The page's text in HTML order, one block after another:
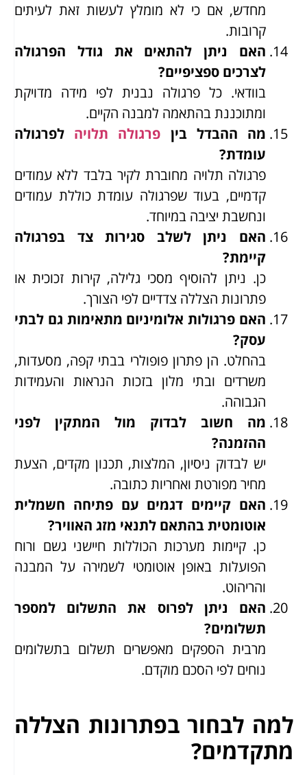
מחדש, אם כי לא מומלץ לעשות זאת לעיתים
קרובות.
האם ניתן להתאים את גודל הפרגולה
לצרכים ספציפיים?
בוודאי. כל פרגולה נבנית לפי מידה מדויקת
ומתוכננת בהתאמה למבנה הקיים.
מה ההבדל בין פרגולה תלויה לפרגולה
עומדת?
פרגולה תלויה מחוברת לקיר בלבד ללא עמודים
קדמיים, בעוד שפרגולה עומדת כוללת עמודים
ונחשבת יציבה במיוחד.
האם ניתן לשלב סגירות צד בפרגולה
קיימת?
כן. ניתן להוסיף מסכי גלילה, קירות זכוכית או
פתרונות הצללה צדדיים לפי הצורך.
האם פרגולות אלומיניום מתאימות גם לבתי
עסק?
בהחלט. הן פתרון פופולרי בבתי קפה, מסעדות,
משרדים ובתי מלון בזכות הנראות והעמידות
הגבוהה.
מה חשוב לבדוק מול המתקין לפני
ההזמנה?
יש לבדוק ניסיון, המלצות, תכנון מקדים, הצעת
מחיר מפורטת ואחריות כתובה.
האם קיימים דגמים עם פתיחה חשמלית
אוטומטית בהתאם לתנאי מזג האוויר?
כן. קיימות מערכות הכוללות חיישני גשם ורוח
הפועלות באופן אוטומטי לשמירה על המבנה
והריהוט.
האם ניתן לפרוס את התשלום למספר
תשלומים?
מרבית הספקים מאפשרים תשלום בתשלומים
נוחים לפי הסכם מוקדם.
למה לבחור בפתרונות הצללה
מתקדמים?